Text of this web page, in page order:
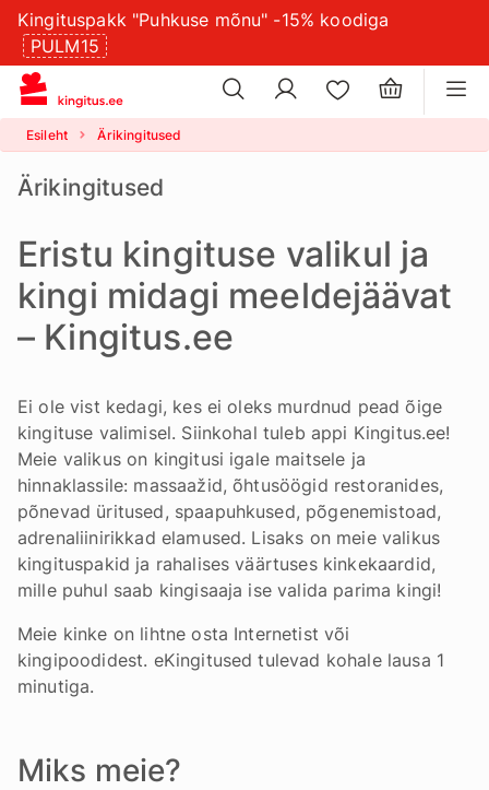
Kingituspakk "Puhkuse mõnu" -15% koodiga
PULM15
Esileht Ärikingitused
Ärikingitused
Eristu kingituse valikul ja
kingi midagi meeldejäävat
– Kingitus.ee
Ei ole vist kedagi, kes ei oleks murdnud pead õige
kingituse valimisel. Siinkohal tuleb appi Kingitus.ee!
Meie valikus on kingitusi igale maitsele ja
hinnaklassile: massaažid, õhtusöögid restoranides,
põnevad üritused, spaapuhkused, põgenemistoad,
adrenaliinirikkad elamused. Lisaks on meie valikus
kingituspakid ja rahalises väärtuses kinkekaardid,
mille puhul saab kingisaaja ise valida parima kingi!
Meie kinke on lihtne osta Internetist või
kingipoodidest. eKingitused tulevad kohale lausa 1
minutiga.
Miks meie?